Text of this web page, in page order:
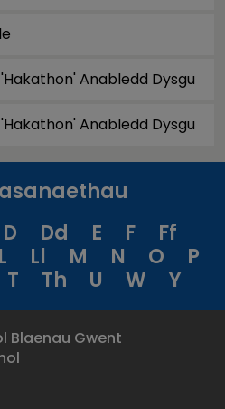
Anabledd Dysgu
Anabledd Dysgu
D Dd E F
Ff
L Ll M N O
P
T Th U W Y
Blaenau Gwent